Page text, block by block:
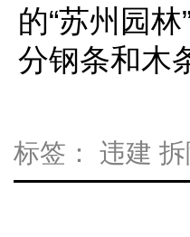
的“苏州园
分钢条和木
标签： 违建